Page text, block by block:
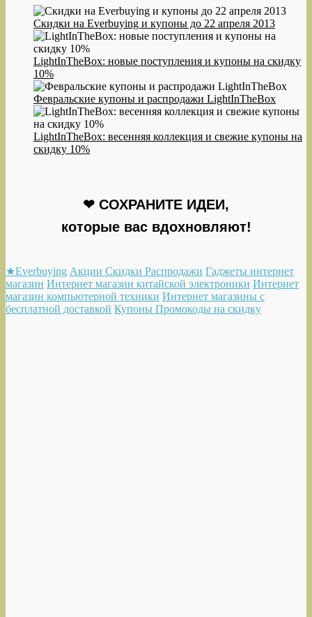
Скидки на Everbuying и купоны до 22 апреля 2013
LightInTheBox: новые поступления и купоны на скидку
10%
Февральские купоны и распродажи LightInTheBox
LightInTheBox: весенняя коллекция и свежие купоны на
скидку 10%
❤ СОХРАНИТЕ ИДЕИ,
которые вас вдохновляют!
★Everbuying Акции Скидки Распродажи Гаджеты интернет
магазин Интернет магазин китайской электроники Интернет
магазин компьютерной техники Интернет магазины с
бесплатной доставкой Купоны Промокоды на скидку